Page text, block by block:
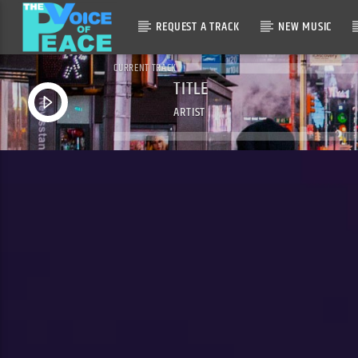
REQUEST A TRACK NEW MUSIC
CURRENT TRACK
TITLE
ARTIST